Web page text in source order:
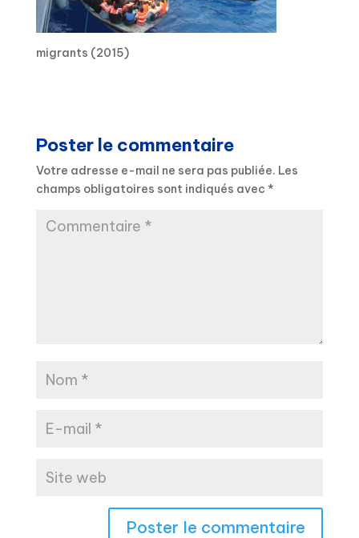
migrants (2015)
Poster le commentaire
Votre adresse e-mail ne sera pas publiée. Les
champs obligatoires sont indiqués avec *